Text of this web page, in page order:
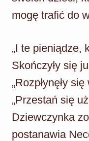
mogę trafić do
„I te pieniądze,
Skończyły się
„Rozpłynęły
„Przestań się
Dziewczynka
postanawia